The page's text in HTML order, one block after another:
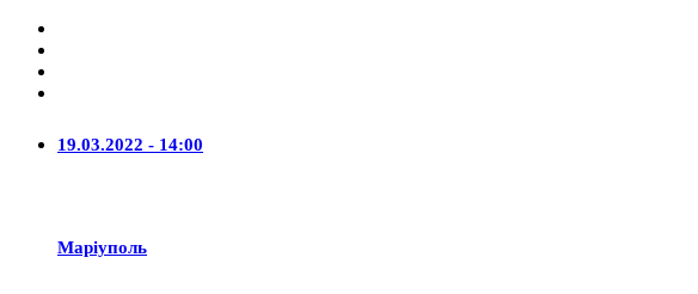
19.03.2022 - 14:00
Маріуполь